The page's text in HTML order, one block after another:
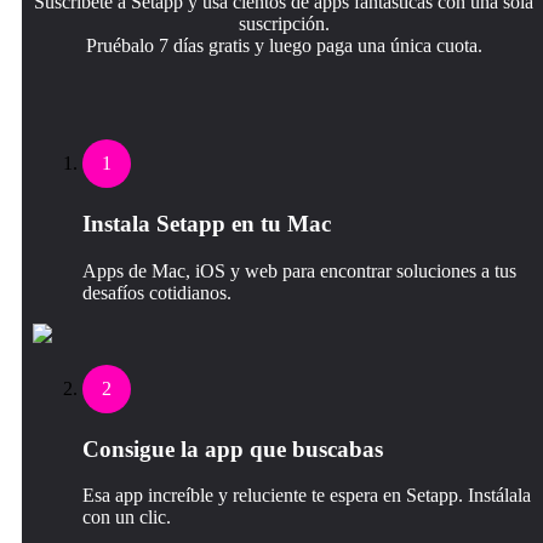
suscripción.
Pruébalo 7 días gratis y luego paga una única cuota.
1
Instala Setapp en tu Mac
Apps de Mac, iOS y web para encontrar soluciones a tus
desafíos cotidianos.
2
Consigue la app que buscabas
Esa app increíble y reluciente te espera en Setapp. Instálala
con un clic.